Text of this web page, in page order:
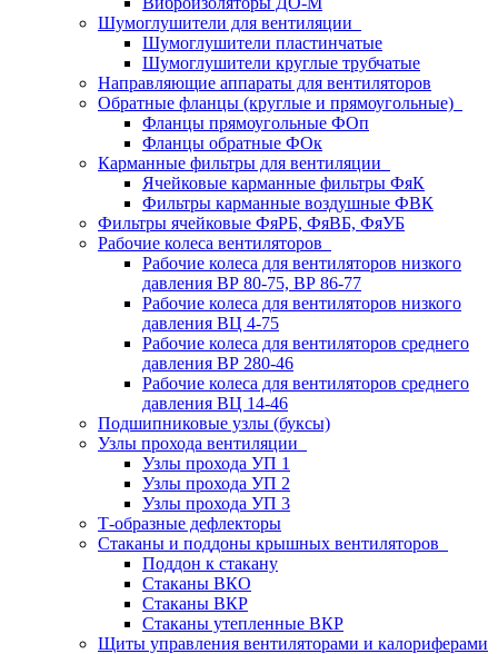
Шумоглушители для вентиляции
Шумоглушители пластинчатые
Шумоглушители круглые трубчатые
Направляющие аппараты для вентиляторов
Обратные фланцы (круглые и прямоугольные)
Фланцы прямоугольные ФОп
Фланцы обратные ФОк
Карманные фильтры для вентиляции
Ячейковые карманные фильтры ФяК
Фильтры карманные воздушные ФВК
Фильтры ячейковые ФяРБ, ФяВБ, ФяУБ
Рабочие колеса вентиляторов
Рабочие колеса для вентиляторов низкого
давления ВР 80-75, ВР 86-77
Рабочие колеса для вентиляторов низкого
давления ВЦ 4-75
Рабочие колеса для вентиляторов среднего
давления ВР 280-46
Рабочие колеса для вентиляторов среднего
давления ВЦ 14-46
Подшипниковые узлы (буксы)
Узлы прохода вентиляции
Узлы прохода УП 1
Узлы прохода УП 2
Узлы прохода УП 3
Т-образные дефлекторы
Стаканы и поддоны крышных вентиляторов
Поддон к стакану
Стаканы ВКО
Стаканы ВКР
Стаканы утепленные ВКР
Щиты управления вентиляторами и калориферами